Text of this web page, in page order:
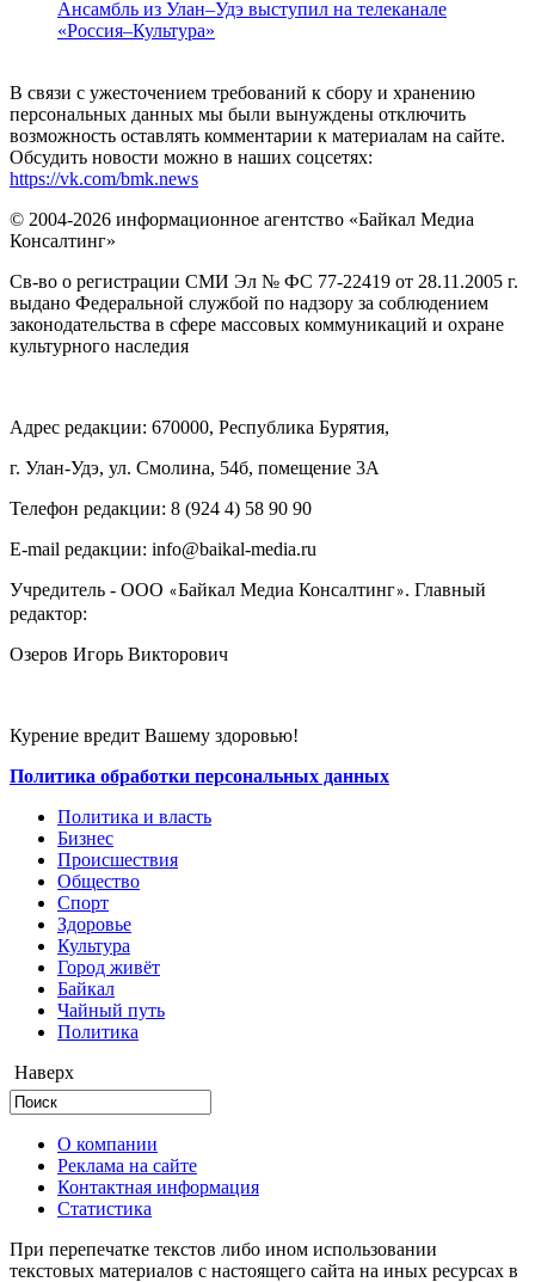
Ансамбль из Улан–Удэ выступил на телеканале
«Россия–Культура»
В связи с ужесточением требований к сбору и хранению
персональных данных мы были вынуждены отключить
возможность оставлять комментарии к материалам на сайте.
Обсудить новости можно в наших соцсетях:
https://vk.com/bmk.news
© 2004-2026 информационное агентство «Байкал Медиа
Консалтинг»
Св-во о регистрации СМИ Эл № ФС 77-22419 от 28.11.2005 г.
выдано Федеральной службой по надзору за соблюдением
законодательства в сфере массовых коммуникаций и охране
культурного наследия
Адрес редакции: 670000, Республика Бурятия,
г. Улан-Удэ, ул. Смолина, 54б, помещение 3А
Телефон редакции: ‎‎8 (924 4) 58 90 90
E-mail редакции: info@baikal-media.ru
Учредитель - ООО «Байкал Медиа Консалтинг». Главный
редактор:
Озеров Игорь Викторович
Курение вредит Вашему здоровью!
Политика обработки персональных данных
Политика и власть
Бизнес
Происшествия
Общество
Cпорт
Здоровье
Культура
Город живёт
Байкал
Чайный путь
Политика
Наверх
О компании
Реклама на сайте
Контактная информация
Статистика
При перепечатке текстов либо ином использовании
текстовых материалов с настоящего сайта на иных ресурсах в